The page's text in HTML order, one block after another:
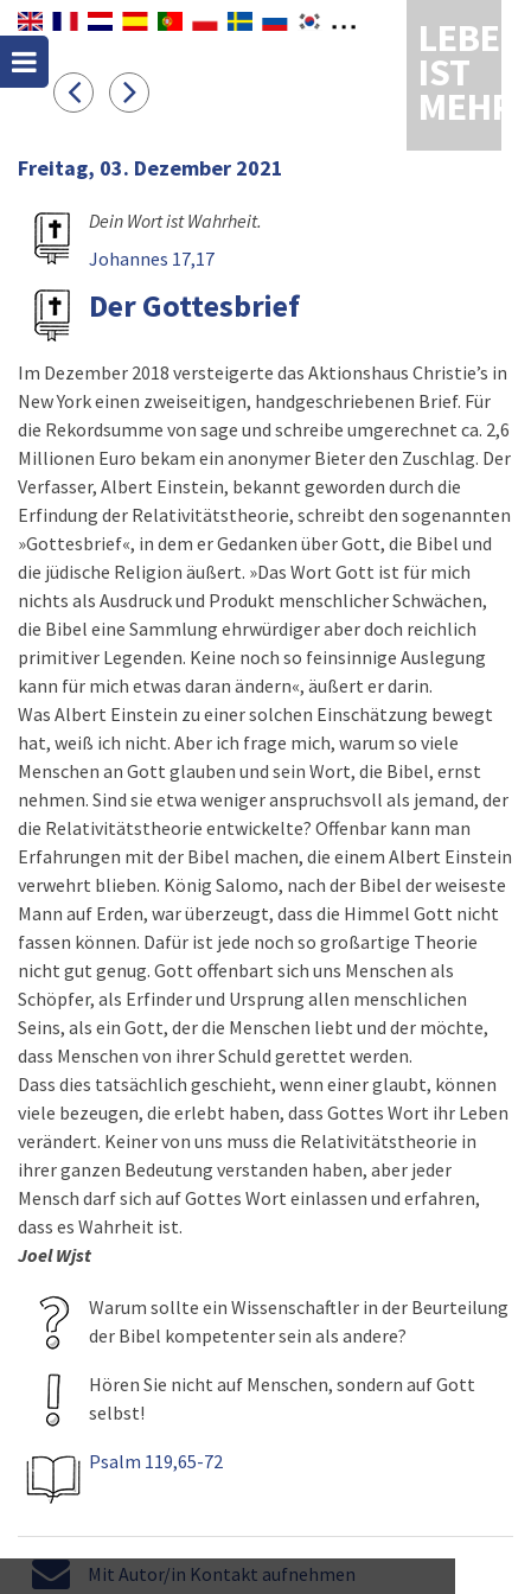
LEBEN
IST
MEHR
Freitag, 03. Dezember 2021
Dein Wort ist Wahrheit.
Johannes 17,17
Der Gottesbrief
Im Dezember 2018 versteigerte das Aktionshaus Christie’s in
New York einen zweiseitigen, handgeschriebenen Brief. Für
die Rekordsumme von sage und schreibe umgerechnet ca. 2,6
Millionen Euro bekam ein anonymer Bieter den Zuschlag. Der
Verfasser, Albert Einstein, bekannt geworden durch die
Erfindung der Relativitätstheorie, schreibt den sogenannten
»Gottesbrief«, in dem er Gedanken über Gott, die Bibel und
die jüdische Religion äußert. »Das Wort Gott ist für mich
nichts als Ausdruck und Produkt menschlicher Schwächen,
die Bibel eine Sammlung ehrwürdiger aber doch reichlich
primitiver Legenden. Keine noch so feinsinnige Auslegung
kann für mich etwas daran ändern«, äußert er darin.
Was Albert Einstein zu einer solchen Einschätzung bewegt
hat, weiß ich nicht. Aber ich frage mich, warum so viele
Menschen an Gott glauben und sein Wort, die Bibel, ernst
nehmen. Sind sie etwa weniger anspruchsvoll als jemand, der
die Relativitätstheorie entwickelte? Offenbar kann man
Erfahrungen mit der Bibel machen, die einem Albert Einstein
verwehrt blieben. König Salomo, nach der Bibel der weiseste
Mann auf Erden, war überzeugt, dass die Himmel Gott nicht
fassen können. Dafür ist jede noch so großartige Theorie
nicht gut genug. Gott offenbart sich uns Menschen als
Schöpfer, als Erfinder und Ursprung allen menschlichen
Seins, als ein Gott, der die Menschen liebt und der möchte,
dass Menschen von ihrer Schuld gerettet werden.
Dass dies tatsächlich geschieht, wenn einer glaubt, können
viele bezeugen, die erlebt haben, dass Gottes Wort ihr Leben
verändert. Keiner von uns muss die Relativitätstheorie in
ihrer ganzen Bedeutung verstanden haben, aber jeder
Mensch darf sich auf Gottes Wort einlassen und erfahren,
dass es Wahrheit ist.
Joel Wjst
Warum sollte ein Wissenschaftler in der Beurteilung
der Bibel kompetenter sein als andere?
Hören Sie nicht auf Menschen, sondern auf Gott
selbst!
Psalm 119,65-72
Mit Autor/in Kontakt aufnehmen